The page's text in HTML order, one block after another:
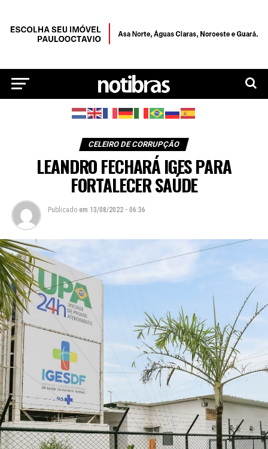
CELEIRO DE CORRUPÇÃO
LEANDRO FECHARÁ IGES PARA
FORTALECER SAÚDE
Publicado em 13/08/2022 - 06:36